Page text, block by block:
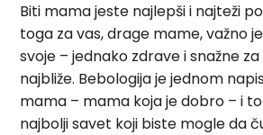
Biti mama jeste najlepši i najteži
toga za vas, drage mame, važno
svoje – jednako zdrave i snažne
najbliže. Bebologija je jednom
mama – mama koja je dobro – i
najbolji savet koji biste mogle da